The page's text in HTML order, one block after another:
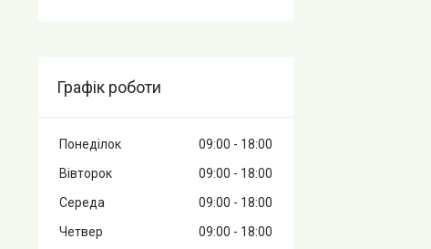
Графік роботи
Понеділок 09:00
18:00
Вівторок
09:00
18:00
Середа
09:00
18:00
Четвер
09:00 18:00